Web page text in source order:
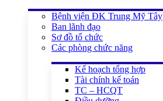
Bệnh viện ĐK Trung Mỹ Tây
Ban lãnh đạo
Sơ đồ tổ chức
Các phòng chức năng
Kế hoạch tổng hợp
Tài chính kế toán
TC – HCQT